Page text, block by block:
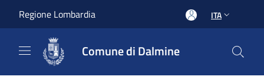
Regione Lombardia ITA
Comune di Dalmine